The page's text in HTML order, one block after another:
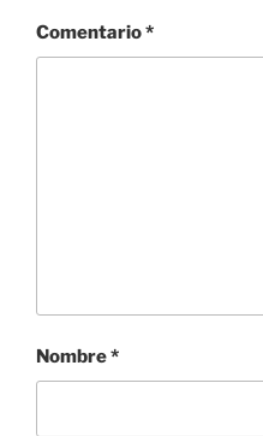
Comentario*
Nombre*